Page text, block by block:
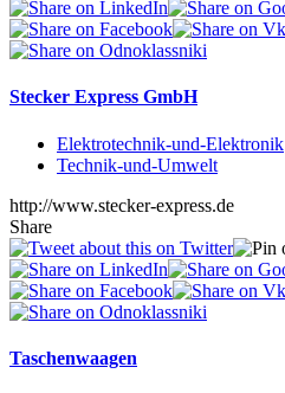
Stecker Express GmbH
Elektrotechnik-und-Elektronik
Technik-und-Umwelt
http://www.stecker-express.de
Share
Taschenwaagen